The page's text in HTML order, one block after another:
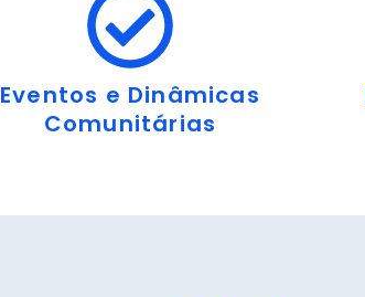
Eventos e Dinâmicas
Comunitárias